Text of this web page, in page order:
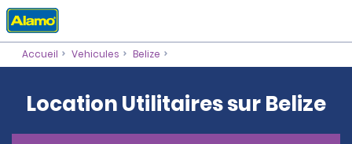
Accueil Vehicules Belize
Location Utilitaires sur Belize